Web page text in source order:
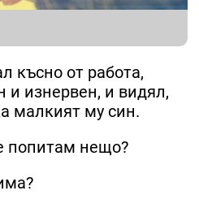
късно от работа,
и изнервен, и видял,
малкият му син.
попитам нещо?